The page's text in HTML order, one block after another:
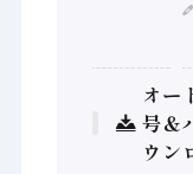
オー
号＆
ウン